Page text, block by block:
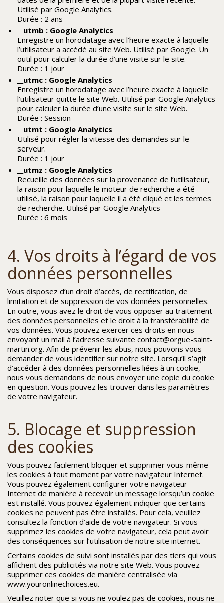
Utilisé par Google Analytics.
Durée : 2 ans
__utmb : Google Analytics
Enregistre un horodatage avec l’heure exacte à laquelle
l’utilisateur a accédé au site Web. Utilisé par Google. Un
outil pour calculer la durée d’une visite sur le site.
Durée : 1 jour
__utmc : Google Analytics
Enregistre un horodatage avec l’heure exacte à laquelle
l’utilisateur quitte le site Web. Utilisé par Google Analytics
pour calculer la durée d’une visite sur le site Web.
Durée : Session
__utmt : Google Analytics
Utilisé pour régler la vitesse des demandes sur le
serveur.
Durée : 1 jour
__utmz : Google Analytics
Recueille des données sur la provenance de l’utilisateur,
la raison pour laquelle le moteur de recherche a été
utilisé, la raison pour laquelle il a été cliqué et les termes
de recherche. Utilisé par Google Analytics
Durée : 6 mois
4. Vos droits à l’égard de vos
données personnelles
Vous disposez d’un droit d’accès, de rectification, de
limitation et de suppression de vos données personnelles.
En outre, vous avez le droit de vous opposer au traitement
des données personnelles et le droit à la transférabilité de
vos données. Vous pouvez exercer ces droits en nous
envoyant un mail à l’adresse suivante contact@orgue-saint-
martin.org. Afin de prévenir les abus, nous pouvons vous
demander de vous identifier sur notre site. Lorsqu’il s’agit
d’accéder à des données personnelles liées à un cookie,
nous vous demandons de nous envoyer une copie du cookie
en question. Vous pouvez les trouver dans les paramètres
de votre navigateur.
5. Blocage et suppression
des cookies
Vous pouvez facilement bloquer et supprimer vous-même
les cookies à tout moment par votre navigateur Internet.
Vous pouvez également configurer votre navigateur
Internet de manière à recevoir un message lorsqu’un cookie
est installé. Vous pouvez également indiquer que certains
cookies ne peuvent pas être installés. Pour cela, veuillez
consultez la fonction d’aide de votre navigateur. Si vous
supprimez les cookies de votre navigateur, cela peut avoir
des conséquences sur l’utilisation de notre site internet.
Certains cookies de suivi sont installés par des tiers qui vous
affichent des publicités via notre site Web. Vous pouvez
supprimer ces cookies de manière centralisée via
www.youronlinechoices.eu.
Veuillez noter que si vous ne voulez pas de cookies, nous ne